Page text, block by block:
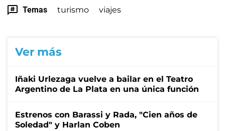
Temas turismo viajes
Ver más
Iñaki Urlezaga vuelve a bailar en el Teatro
Argentino de La Plata en una única función
Estrenos con Barassi y Rada, "Cien años de
Soledad" y Harlan Coben